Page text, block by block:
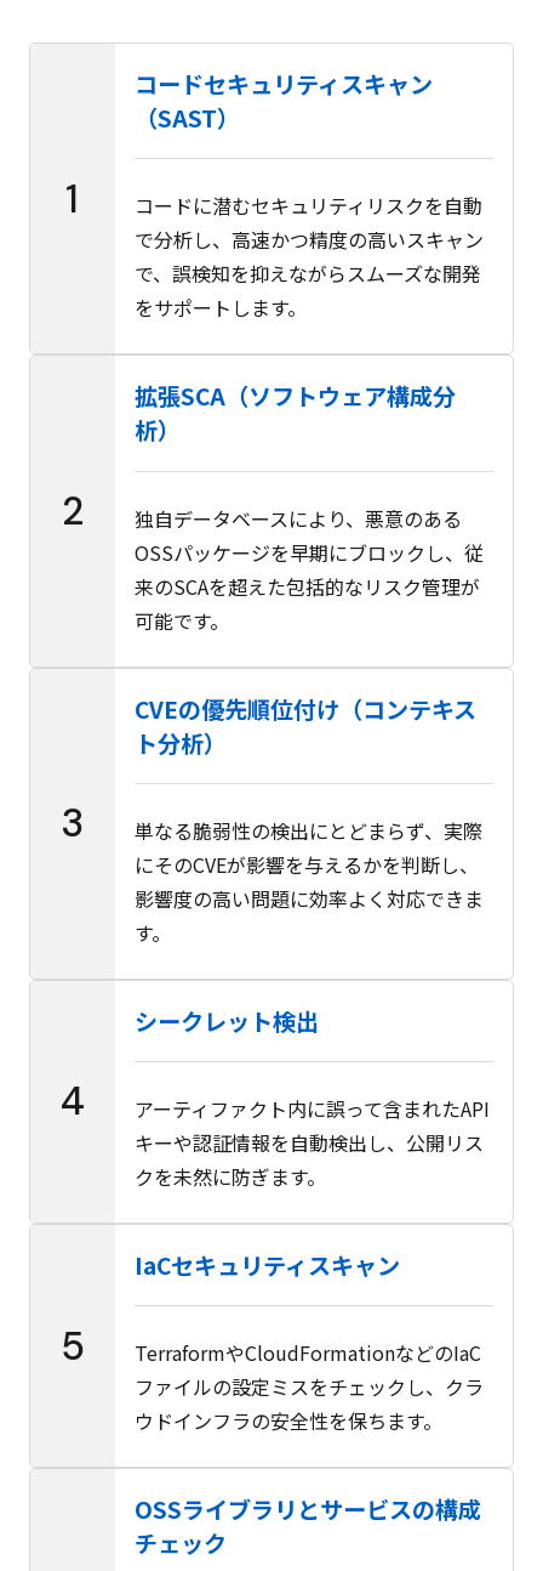
1
コードセキュリティスキャン
（SAST）
コードに潜むセキュリティリスクを自動
で分析し、高速かつ精度の高いスキャン
で、誤検知を抑えながらスムーズな開発
をサポートします。
2
拡張SCA（ソフトウェア構成分
析）
独自データベースにより、悪意のある
OSSパッケージを早期にブロックし、従
来のSCAを超えた包括的なリスク管理が
可能です。
3
CVEの優先順位付け（コンテキス
ト分析）
単なる脆弱性の検出にとどまらず、実際
にそのCVEが影響を与えるかを判断し、
影響度の高い問題に効率よく対応できま
す。
4
シークレット検出
アーティファクト内に誤って含まれたAPI
キーや認証情報を自動検出し、公開リス
クを未然に防ぎます。
5
IaCセキュリティスキャン
TerraformやCloudFormationなどのIaC
ファイルの設定ミスをチェックし、クラ
ウドインフラの安全性を保ちます。
OSSライブラリとサービスの構成
チェック